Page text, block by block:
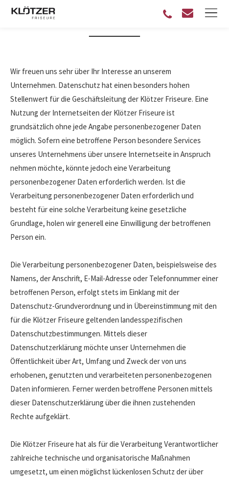
DATENSCHUTZ
Wir freuen uns sehr über Ihr Interesse an unserem
Unternehmen. Datenschutz hat einen besonders hohen
Stellenwert für die Geschäftsleitung der Klötzer Friseure. Eine
Nutzung der Internetseiten der Klötzer Friseure ist
grundsätzlich ohne jede Angabe personenbezogener Daten
möglich. Sofern eine betroffene Person besondere Services
unseres Unternehmens über unsere Internetseite in Anspruch
nehmen möchte, könnte jedoch eine Verarbeitung
personenbezogener Daten erforderlich werden. Ist die
Verarbeitung personenbezogener Daten erforderlich und
besteht für eine solche Verarbeitung keine gesetzliche
Grundlage, holen wir generell eine Einwilligung der betroffenen
Person ein.
Die Verarbeitung personenbezogener Daten, beispielsweise des
Namens, der Anschrift, E-Mail-Adresse oder Telefonnummer einer
betroffenen Person, erfolgt stets im Einklang mit der
Datenschutz-Grundverordnung und in Übereinstimmung mit den
für die Klötzer Friseure geltenden landesspezifischen
Datenschutzbestimmungen. Mittels dieser
Datenschutzerklärung möchte unser Unternehmen die
Öffentlichkeit über Art, Umfang und Zweck der von uns
erhobenen, genutzten und verarbeiteten personenbezogenen
Daten informieren. Ferner werden betroffene Personen mittels
dieser Datenschutzerklärung über die ihnen zustehenden
Rechte aufgeklärt.
Die Klötzer Friseure hat als für die Verarbeitung Verantwortlicher
zahlreiche technische und organisatorische Maßnahmen
umgesetzt, um einen möglichst lückenlosen Schutz der über